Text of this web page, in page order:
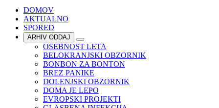
DOMOV
AKTUALNO
SPORED
ARHIV ODDAJ
OSEBNOST LETA
BELOKRANJSKI OBZORNIK
BONBON ZA BONTON
BREZ PANIKE
DOLENJSKI OBZORNIK
DOMA JE LEPO
EVROPSKI PROJEKTI